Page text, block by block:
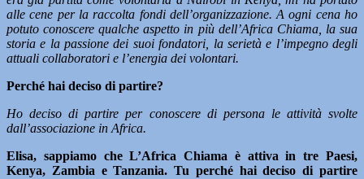
alle cene per la raccolta fondi dell’organizzazione. A ogni cena ho
potuto conoscere qualche aspetto in più dell’Africa Chiama, la sua
storia e la passione dei suoi fondatori, la serietà e l’impegno degli
attuali collaboratori e l’energia dei volontari.
Perché hai deciso di partire?
Ho deciso di partire per conoscere di persona le attività svolte
dall’associazione in Africa.
Elisa, sappiamo che L’Africa Chiama è attiva in tre Paesi,
Kenya, Zambia e Tanzania. Tu perché hai deciso di partire